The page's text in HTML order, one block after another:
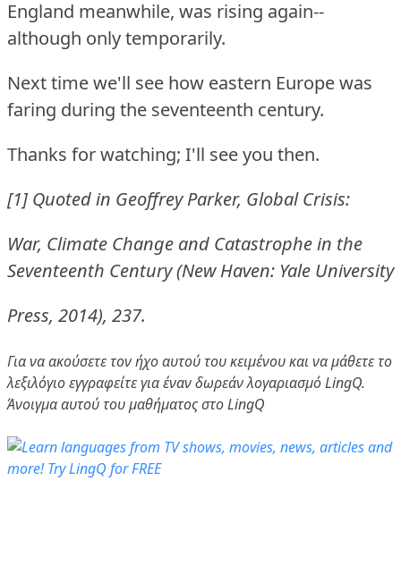
England meanwhile, was rising again--
although only temporarily.
Next time we'll see how eastern Europe was
faring during the seventeenth century.
Thanks for watching; I'll see you then.
[1] Quoted in Geoffrey Parker, Global Crisis:
War, Climate Change and Catastrophe in the
Seventeenth Century (New Haven: Yale University
Press, 2014), 237.
Για να ακούσετε τον ήχο αυτού του κειμένου και να μάθετε το
λεξιλόγιοεγγραφείτεγια έναν δωρεάν λογαριασμό LingQ.
Άνοιγμα αυτού του μαθήματος στο LingQ